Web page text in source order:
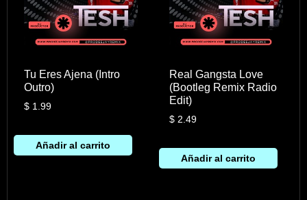
Tu Eres Ajena (Intro
Outro)
$1.99
Añadir al carrito
Real Gangsta Love
(Bootleg Remix Radio
Edit)
$ 2.49
Añadir al carrito